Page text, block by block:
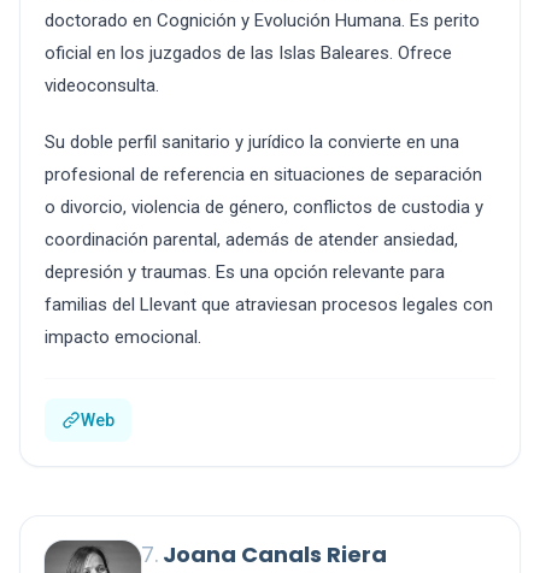
doctorado en Cognición y Evolución Humana. Es perito
oficial en los juzgados de las Islas Baleares. Ofrece
videoconsulta.
Su doble perfil sanitario y jurídico la convierte en una
profesional de referencia en situaciones de separación
o divorcio, violencia de género, conflictos de custodia y
coordinación parental, además de atender ansiedad,
depresión y traumas. Es una opción relevante para
familias del Llevant que atraviesan procesos legales con
impacto emocional.
Web
7. Joana Canals Riera